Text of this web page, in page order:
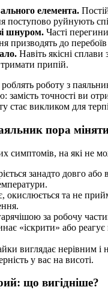
елемента.
поступово руйнують
шнуром. Часті
призводять до
Навіть якісні
припій.
роботу з
замість точності ви
стає викликом для
пора
симптомів, на які не
занадто довго або
окислюється та не
за робочу
«іскрити» або
виглядає нерівним і
у вас на висоті.
що вигідніше?